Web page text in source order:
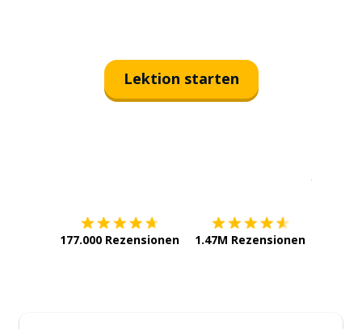
Lektion starten
177.000 Rezensionen 1.47M Rezensionen